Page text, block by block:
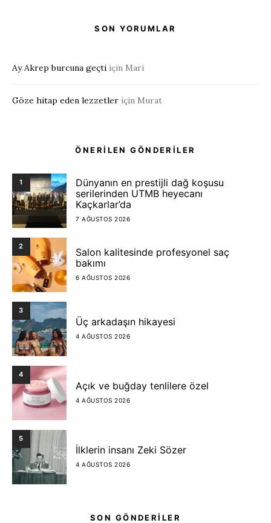
SON YORUMLAR
Ay Akrep burcuna geçti için Mari
Göze hitap eden lezzetler için Murat
ÖNERİLEN GÖNDERİLER
1
Dünyanın en prestijli dağ koşusu
serilerinden UTMB heyecanı
Kaçkarlar’da
7 AĞUSTOS 2026
2
Salon kalitesinde profesyonel saç
bakımı
6 AĞUSTOS 2026
3
Üç arkadaşın hikayesi
4 AĞUSTOS 2026
4
Açık ve buğday tenlilere özel
4 AĞUSTOS 2026
5
İlklerin insanı Zeki Sözer
4 AĞUSTOS 2026
SON GÖNDERİLER